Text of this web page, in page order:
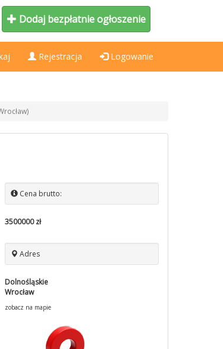
Dodaj bezpłatnie ogłoszenie
Rejestracja Logowanie
Cena brutto:
3500000 zł
Adres
Dolnośląskie
Wrocław
zobacz na mapie